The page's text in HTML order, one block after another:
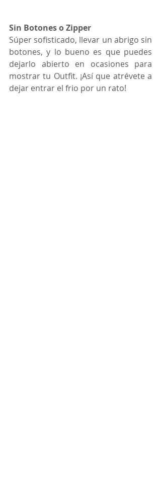
Sin Botones o Zipper
Súper sofisticado, llevar un abrigo sin
botones, y lo bueno es que puedes
dejarlo abierto en ocasiones para
mostrar tu Outfit. ¡Así que atrévete a
dejar entrar el frio por un rato!